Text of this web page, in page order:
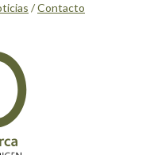
/Contacto